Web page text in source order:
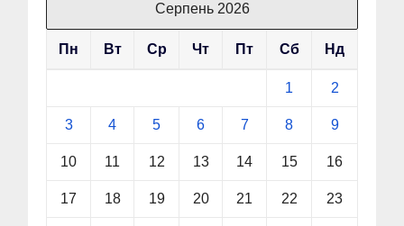
Серпень 2026
Пн Вт Ср Чт Пт Сб Нд
1 2
3 4 5 6 7 8 9
10 11 12 13 14 15 16
17 18 19 20 21 22 23